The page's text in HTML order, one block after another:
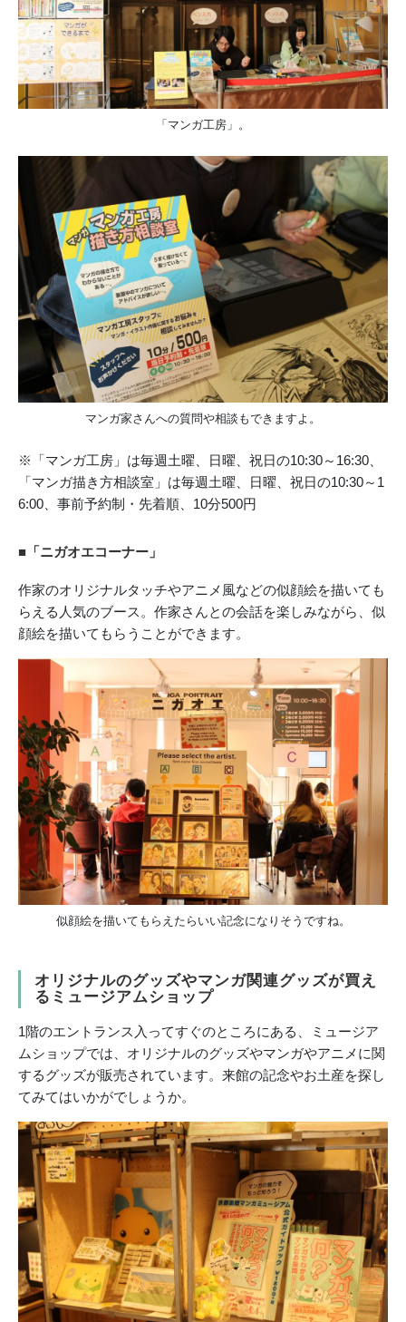
「マンガ工房」。
マンガ家さんへの質問や相談もできますよ。
※「マンガ工房」は毎週土曜、日曜、祝日の10:30～16:30、
「マンガ描き方相談室」は毎週土曜、日曜、祝日の10:30～1
6:00、事前予約制・先着順、10分500円
■「ニガオエコーナー」
作家のオリジナルタッチやアニメ風などの似顔絵を描いても
らえる人気のブース。作家さんとの会話を楽しみながら、似
顔絵を描いてもらうことができます。
似顔絵を描いてもらえたらいい記念になりそうですね。
オリジナルのグッズやマンガ関連グッズが買え
るミュージアムショップ
1階のエントランス入ってすぐのところにある、ミュージア
ムショップでは、オリジナルのグッズやマンガやアニメに関
するグッズが販売されています。来館の記念やお土産を探し
てみてはいかがでしょうか。